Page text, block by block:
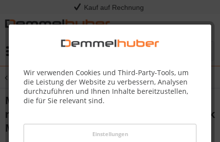
Kauf auf Rechnung
Wir verwenden Cookies und Third-Party-Tools, um
die Leistung der Website zu verbessern, Analysen
durchzuführen und Ihnen Inhalte bereitzustellen,
die für Sie relevant sind.
Einstellungen
Übersicht Gartenhelfer & Dekoration
Müllsäcke 240 L extrastark 60 µm
reißfest Müllbeutel Abfallbeutel Müllsack
Mülltüte Abfallsäcke